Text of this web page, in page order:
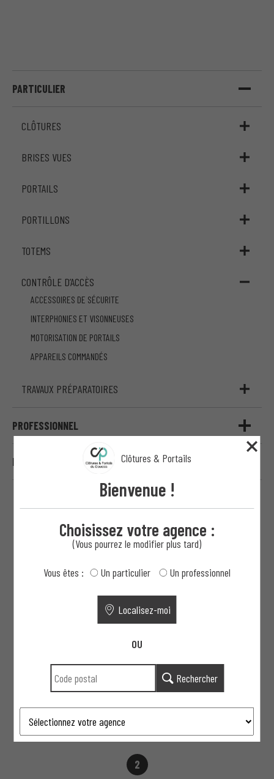
PARTICULIER
CLÔTURES
BRISES VUES
PORTAILS
PORTILLONS
TOTEMS
CONTRÔLE D’ACCÈS
ACCESSOIRES DE SÉCURITE
INTERPHONIES ET VISONNEUSES
MOTORISATION DE PORTAILS
APPAREILS COMMANDÉS
TRAVAUX PRÉPARATOIRES
PROFESSIONNEL
HAUTE SÉCURITÉ
Votre projet clé en main : de la
conception à la pose
1
Unconseillerchez vous
ou au showroom
2
Clôtures & Portails
Bienvenue !
Choisissez votre agence :
(Vous pourrez le modifier plus tard)
Vous êtes : Un particulier Un professionnel
Localisez-moi
OU
Rechercher